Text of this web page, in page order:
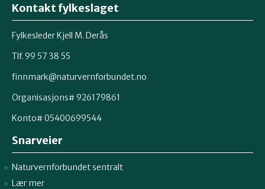
Kontakt fylkeslaget
Fylkesleder Kjell M. Derås
Tlf. 99 57 38 55
finnmark@naturvernforbundet.no
Organisasjons# 926179861
Konto# 05400699544
Snarveier
Naturvernforbundet sentralt
Lær mer